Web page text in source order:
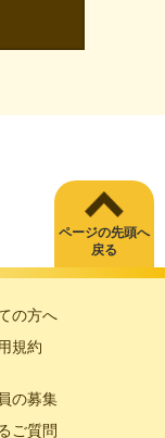
ページの先頭へ
戻る
の方へ
規約
の募集
ご質問